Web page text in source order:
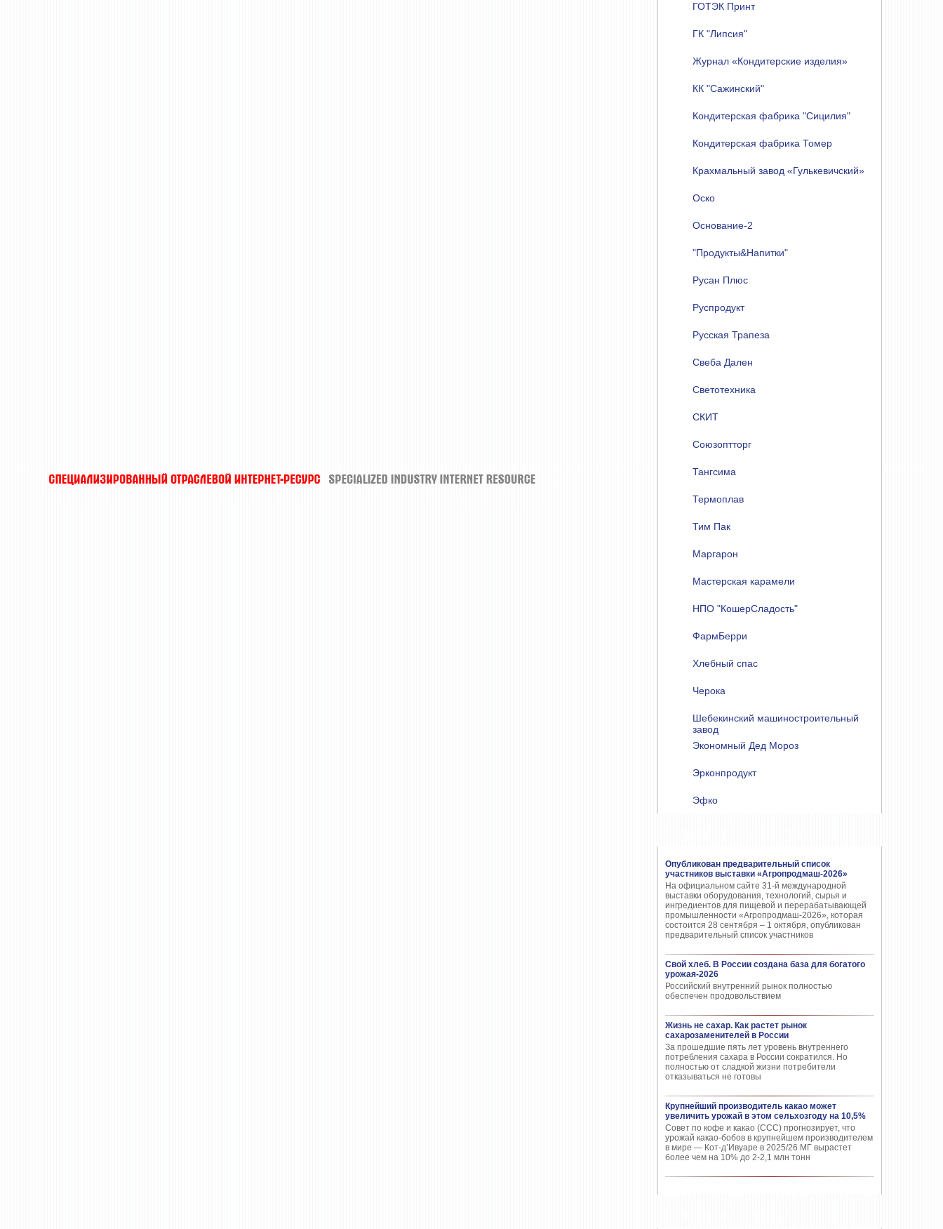
ГОТЭК Принт
ГК "Липсия"
Журнал «Кондитерские изделия»
КК "Сажинский"
Кондитерская фабрика "Сицилия"
Кондитерская фабрика Томер
Крахмальный завод «Гулькевичский»
Оско
Основание-2
"Продукты&Напитки"
Русан Плюс
Руспродукт
Русская Трапеза
Свеба Дален
Светотехника
СКИТ
Союзоптторг
Тангсима
Термоплав
Тим Пак
Маргарон
Мастерская карамели
НПО "КошерСладость"
ФармБерри
Хлебный спас
Черока
Шебекинский машиностроительный
завод
Экономный Дед Мороз
Эрконпродукт
Эфко
Опубликован предварительный список
участников выставки «Агропродмаш-2026»
На официальном сайте 31-й международной
выставки оборудования, технологий, сырья и
ингредиентов для пищевой и перерабатывающей
промышленности «Агропродмаш-2026», которая
состоится 28 сентября – 1 октября, опубликован
предварительный список участников
Свой хлеб. В России создана база для богатого
урожая-2026
Российский внутренний рынок полностью
обеспечен продовольствием
Жизнь не сахар. Как растет рынок
сахарозаменителей в России
За прошедшие пять лет уровень внутреннего
потребления сахара в России сократился. Но
полностью от сладкой жизни потребители
отказываться не готовы
Крупнейший производитель какао может
увеличить урожай в этом сельхозгоду на 10,5%
Совет по кофе и какао (CCC) прогнозирует, что
урожай какао-бобов в крупнейшем производителем
в мире — Кот-д’Ивуаре в 2025/26 МГ вырастет
более чем на 10% до 2-2,1 млн тонн